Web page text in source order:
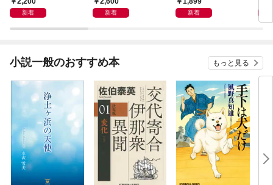
新着 新着 新着
小説一般のおすすめ本 もっと見る